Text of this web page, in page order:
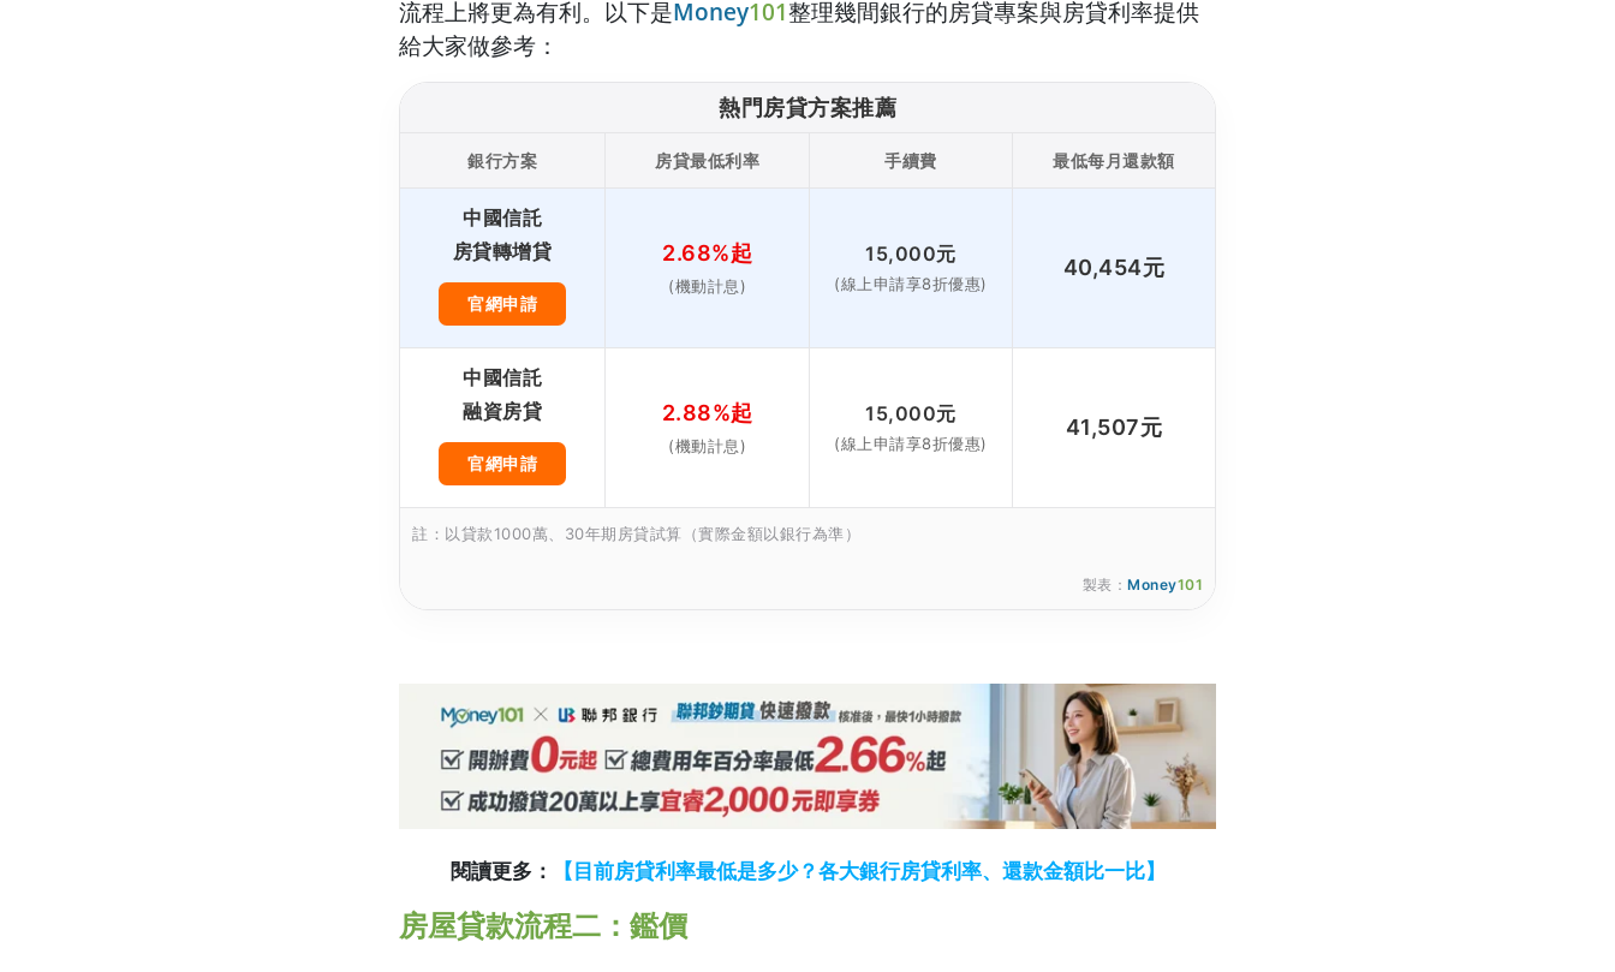
流程上將更為有利。以下是Money101整理幾間銀行的房貸專案與房貸利率提供
給大家做參考：
熱門房貸方案推薦
銀行方案 房貸最低利率 手續費 最低每月還款額
中國信託
房貸轉增貸
官網申請
2.68%起
(機動計息)
15,000元
(線上申請享8折優惠)
40,454元
中國信託
融資房貸
官網申請
2.88%起
(機動計息)
15,000元
(線上申請享8折優惠)
41,507元
註：以貸款1000萬、30年期房貸試算（實際金額以銀行為準）
製表： Money101
閱讀更多： 【目前房貸利率最低是多少？各大銀行房貸利率、還款金額比一比】
房屋貸款流程二：鑑價